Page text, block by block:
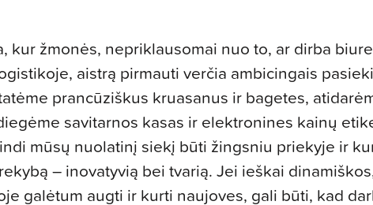
kur žmonės, nepriklausomai nuo to, ar dirba
aistrą pirmauti verčia ambicingais
prancūziškus kruasanus ir bagetes,
savitarnos kasas ir elektronines kainų
mūsų nuolatinį siekį būti žingsniu priekyje ir
– inovatyvią bei tvarią. Jei ieškai
galėtum augti ir kurti naujoves, gali būti, kad